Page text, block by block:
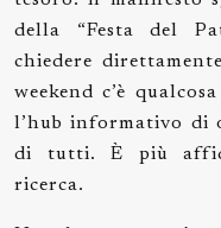
della “Festa del
chiedere
weekend c’è
l’hub informativo di
di tutti. È più
ricerca.